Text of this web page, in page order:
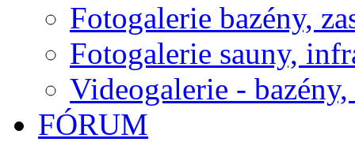
Fotogalerie bazény,
Fotogalerie sauny,
Videogalerie - bazény,
FÓRUM